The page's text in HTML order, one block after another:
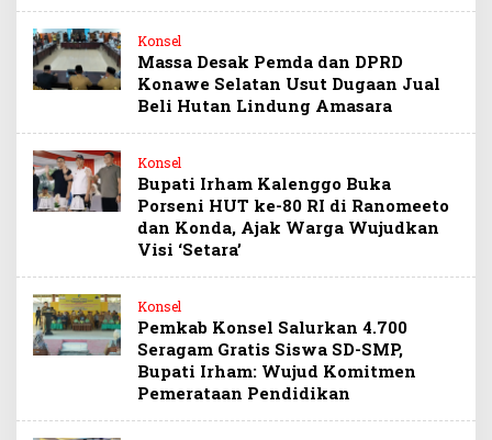
Konsel
Massa Desak Pemda dan DPRD
Konawe Selatan Usut Dugaan Jual
Beli Hutan Lindung Amasara
Konsel
Bupati Irham Kalenggo Buka
Porseni HUT ke-80 RI di Ranomeeto
dan Konda, Ajak Warga Wujudkan
Visi ‘Setara’
Konsel
Pemkab Konsel Salurkan 4.700
Seragam Gratis Siswa SD-SMP,
Bupati Irham: Wujud Komitmen
Pemerataan Pendidikan